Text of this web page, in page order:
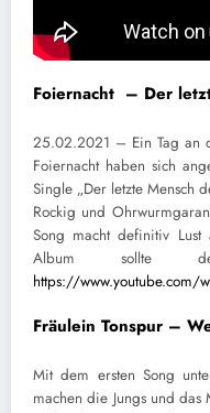
Foiernacht – Der
25.02.2021 – Ein Tag an
Foiernacht haben sich
Single „Der letzte Mensch
Rockig und
Song macht definitiv
Album sollte
https://www.youtube.com/
Fräulein Tonspur –
Mit dem ersten Song
machen die Jungs und